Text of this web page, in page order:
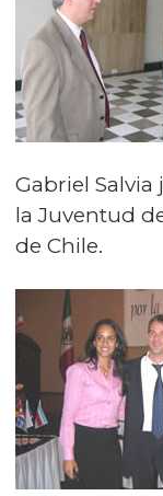
Gabriel
la Juventud
de Chile.